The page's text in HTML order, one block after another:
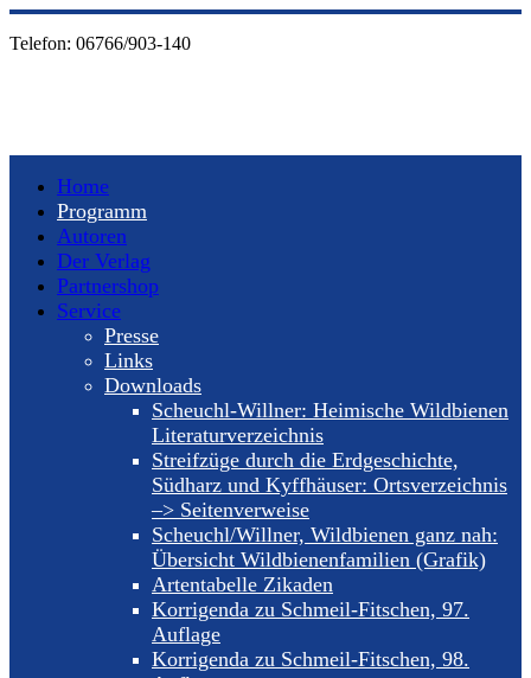
Telefon: 06766/903-140
Home
Programm
Autoren
Der Verlag
Partnershop
Service
Presse
Links
Downloads
Scheuchl-Willner: Heimische Wildbienen
Literaturverzeichnis
Streifzüge durch die Erdgeschichte,
Südharz und Kyffhäuser: Ortsverzeichnis
–> Seitenverweise
Scheuchl/Willner, Wildbienen ganz nah:
Übersicht Wildbienenfamilien (Grafik)
Artentabelle Zikaden
Korrigenda zu Schmeil-Fitschen, 97.
Auflage
Korrigenda zu Schmeil-Fitschen, 98.